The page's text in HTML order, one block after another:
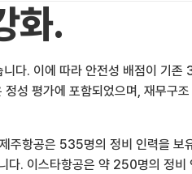
화.
다. 이에 따라 안전성 배점이 기
성 평가에 포함되었으며, 재무구
주항공은 535명의 정비 인력을
스타항공은 약 250명의 정비